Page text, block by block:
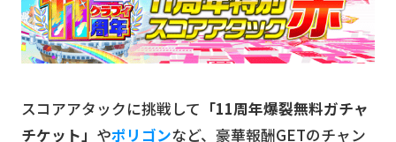
スコアアタックに挑戦して 「11周年爆裂無料ガチャ
チケット」 やポリゴンなど、豪華報酬GETのチャン